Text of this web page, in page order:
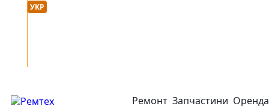
Мова сайту :
УКР
відкрити або закрити навігаційне меню
Ремонт Запчастини Оренда